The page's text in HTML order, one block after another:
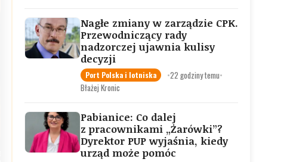
Nagłe zmiany w zarządzie CPK.
Przewodniczący rady
nadzorczej ujawnia kulisy
decyzji
Port Polska i lotniska •22 godziny temu•
Błażej Kronic
Pabianice: Co dalej
z pracownikami „Żarówki”?
Dyrektor PUP wyjaśnia, kiedy
urząd może pomóc